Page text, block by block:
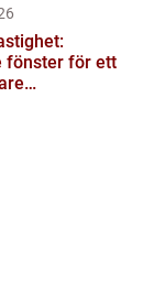
fönster för ett